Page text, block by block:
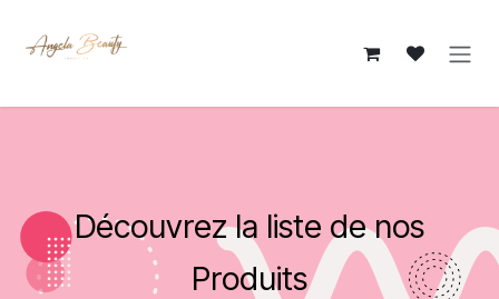
Découvrez la liste de nos
Produits